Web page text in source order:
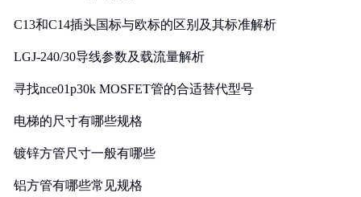
C13和C14插头国标与欧标的区别及其标准解析
LGJ-240/30导线参数及载流量解析
寻找nce01p30k MOSFET管的合适替代型号
电梯的尺寸有哪些规格
镀锌方管尺寸一般有哪些
铝方管有哪些常见规格